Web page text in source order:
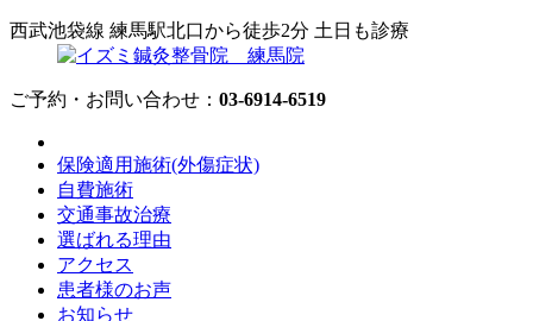
西武池袋線 練馬駅北口から徒歩2分 土日も診療
ご予約・お問い合わせ： 03-6914-6519
保険適用施術(外傷症状)
自費施術
交通事故治療
選ばれる理由
アクセス
患者様のお声
お知らせ